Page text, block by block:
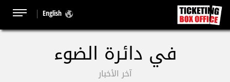
English
في دائرة الضوء
آخر الأخبار